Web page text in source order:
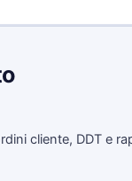
cliente, DDT e